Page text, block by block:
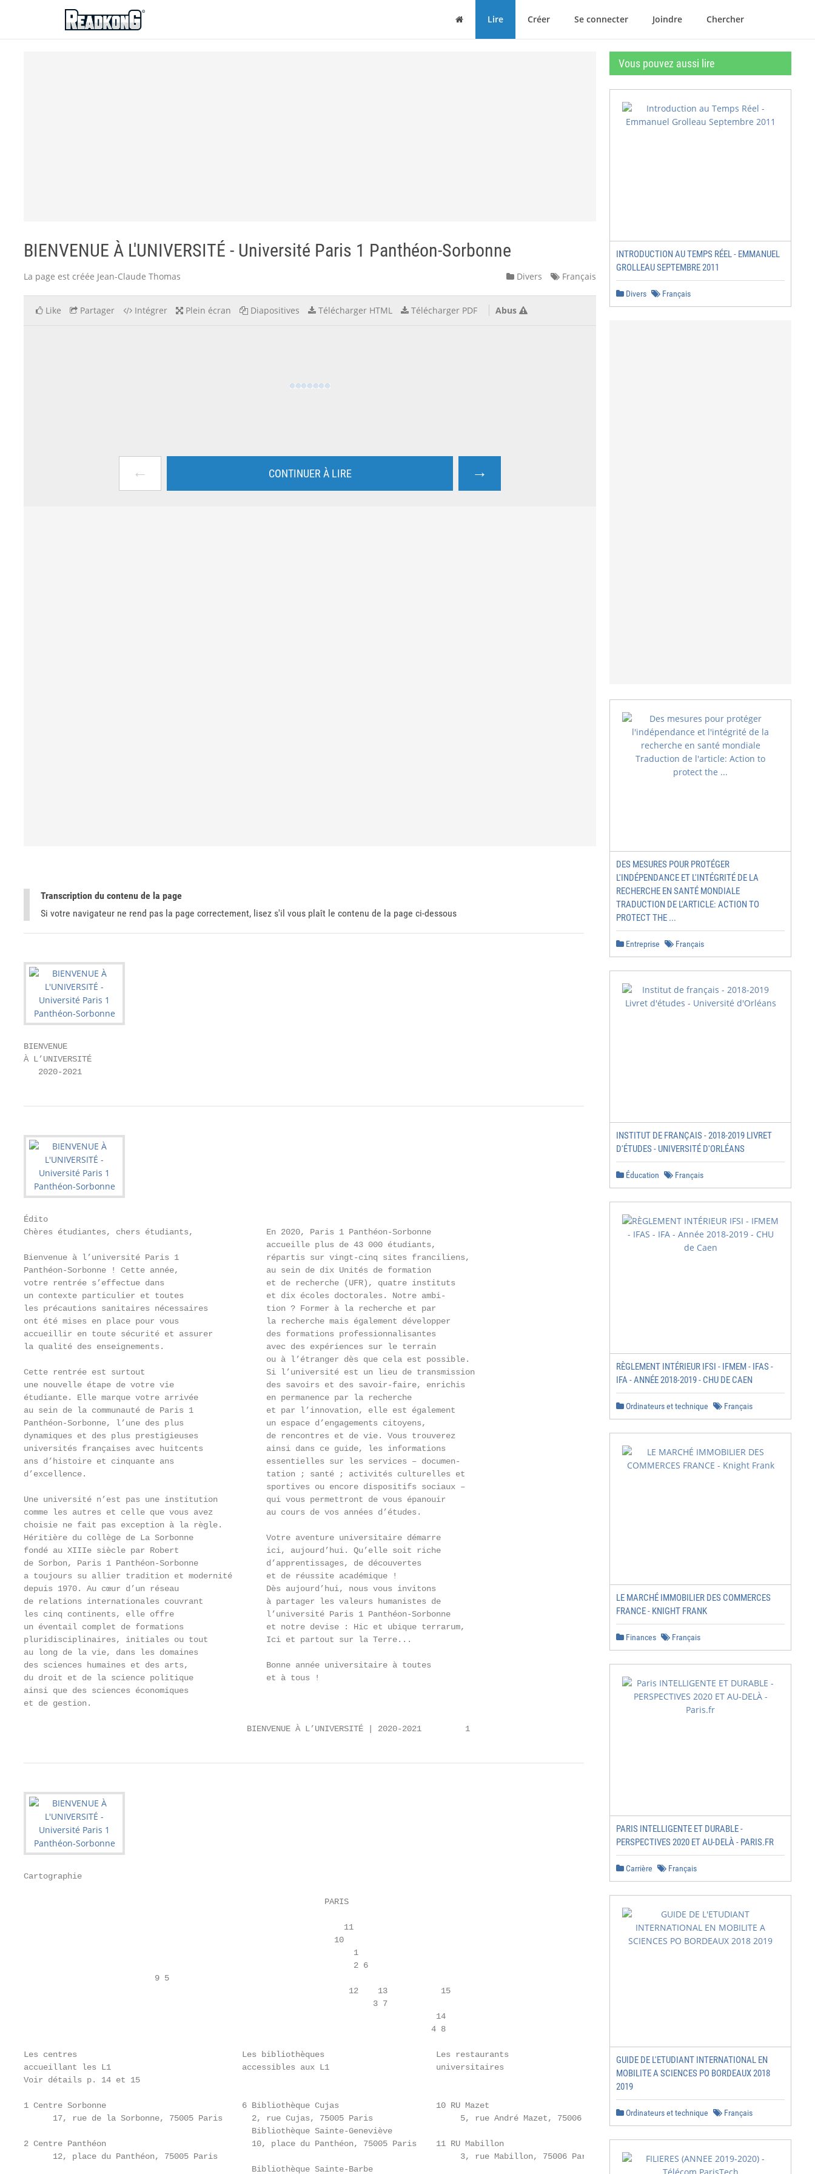
ReadkonG
MaisonLire Créer Se connecter Joindre Chercher
BIENVENUE À L'UNIVERSITÉ - Université Paris 1 Panthéon-Sorbonne
La page est créée Jean-Claude Thomas Divers Français
Like Partager Intégrer Plein écran Diapositives Télécharger HTML Télécharger PDF Abus
← CONTINUER À LIRE →
Transcription du contenu de la page
Si votre navigateur ne rend pas la page correctement, lisez s'il vous plaît le contenu de la page ci-dessous
BIENVENUE
À L’UNIVERSITÉ
   2020-2021
Édito
Chères étudiantes, chers étudiants,               En 2020, Paris 1 Panthéon-Sorbonne
                                                  accueille plus de 43 000 étudiants,
Bienvenue à l’université Paris 1                  répartis sur vingt-cinq sites franciliens,
Panthéon-Sorbonne ! Cette année,                  au sein de dix Unités de formation
votre rentrée s’effectue dans                     et de recherche (UFR), quatre instituts
un contexte particulier et toutes                 et dix écoles doctorales. Notre ambi-
les précautions sanitaires nécessaires            tion ? Former à la recherche et par
ont été mises en place pour vous                  la recherche mais également développer
accueillir en toute sécurité et assurer           des formations professionnalisantes
la qualité des enseignements.                     avec des expériences sur le terrain
                                                  ou à l’étranger dès que cela est possible.
Cette rentrée est surtout                         Si l’université est un lieu de transmission
une nouvelle étape de votre vie                   des savoirs et des savoir-faire, enrichis
étudiante. Elle marque votre arrivée              en permanence par la recherche
au sein de la communauté de Paris 1               et par l’innovation, elle est également
Panthéon-Sorbonne, l’une des plus                 un espace d’engagements citoyens,
dynamiques et des plus prestigieuses              de rencontres et de vie. Vous trouverez
universités françaises avec huitcents             ainsi dans ce guide, les informations
ans d’histoire et cinquante ans                   essentielles sur les services – documen-
d’excellence.                                     tation ; santé ; activités culturelles et
                                                  sportives ou encore dispositifs sociaux –
Une université n’est pas une institution          qui vous permettront de vous épanouir
comme les autres et celle que vous avez           au cours de vos années d’études.
choisie ne fait pas exception à la règle.
Héritière du collège de La Sorbonne               Votre aventure universitaire démarre
fondé au XIIIe siècle par Robert                  ici, aujourd’hui. Qu’elle soit riche
de Sorbon, Paris 1 Panthéon-Sorbonne              d’apprentissages, de découvertes
a toujours su allier tradition et modernité       et de réussite académique !
depuis 1970. Au cœur d’un réseau                  Dès aujourd’hui, nous vous invitons
de relations internationales couvrant             à partager les valeurs humanistes de
les cinq continents, elle offre                   l’université Paris 1 Panthéon-Sorbonne
un éventail complet de formations                 et notre devise : Hic et ubique terrarum,
pluridisciplinaires, initiales ou tout            Ici et partout sur la Terre...
au long de la vie, dans les domaines
des sciences humaines et des arts,                Bonne année universitaire à toutes
du droit et de la science politique               et à tous !
ainsi que des sciences économiques
et de gestion.
                                              BIENVENUE À L’UNIVERSITÉ | 2020-2021         1
Cartographie
                                                              PARIS
                                                                  11
                                                                10
                                                                    1
                                                                    2 6
                           9 5
                                                                   12    13           15
                                                                        3 7
                                                                                     14
                                                                                    4 8
Les centres                                  Les bibliothèques                       Les restaurants
accueillant les L1                           accessibles aux L1                      universitaires
Voir détails p. 14 et 15
1 Centre Sorbonne                            6 Bibliothèque Cujas                    10 RU Mazet
      17, rue de la Sorbonne, 75005 Paris      2, rue Cujas, 75005 Paris                  5, rue André Mazet, 75006 Paris
                                               Bibliothèque Sainte-Geneviève
2 Centre Panthéon                              10, place du Panthéon, 75005 Paris    11 RU Mabillon
      12, place du Panthéon, 75005 Paris                                                  3, rue Mabillon, 75006 Paris
                                               Bibliothèque Sainte-Barbe
Vous pouvez aussi lire
INTRODUCTION AU TEMPS RÉEL - EMMANUEL
GROLLEAU SEPTEMBRE 2011
Divers Français
DES MESURES POUR PROTÉGER
L'INDÉPENDANCE ET L'INTÉGRITÉ DE LA
RECHERCHE EN SANTÉ MONDIALE
TRADUCTION DE L'ARTICLE: ACTION TO
PROTECT THE ...
Entreprise Français
INSTITUT DE FRANÇAIS - 2018-2019 LIVRET
D'ÉTUDES - UNIVERSITÉ D'ORLÉANS
Éducation Français
RÈGLEMENT INTÉRIEUR IFSI - IFMEM - IFAS -
IFA - ANNÉE 2018-2019 - CHU DE CAEN
Ordinateurs et technique Français
LE MARCHÉ IMMOBILIER DES COMMERCES
FRANCE - KNIGHT FRANK
Finances Français
PARIS INTELLIGENTE ET DURABLE -
PERSPECTIVES 2020 ET AU-DELÀ - PARIS.FR
Carrière Français
GUIDE DE L'ETUDIANT INTERNATIONAL EN
MOBILITE A SCIENCES PO BORDEAUX 2018
2019
Ordinateurs et technique Français